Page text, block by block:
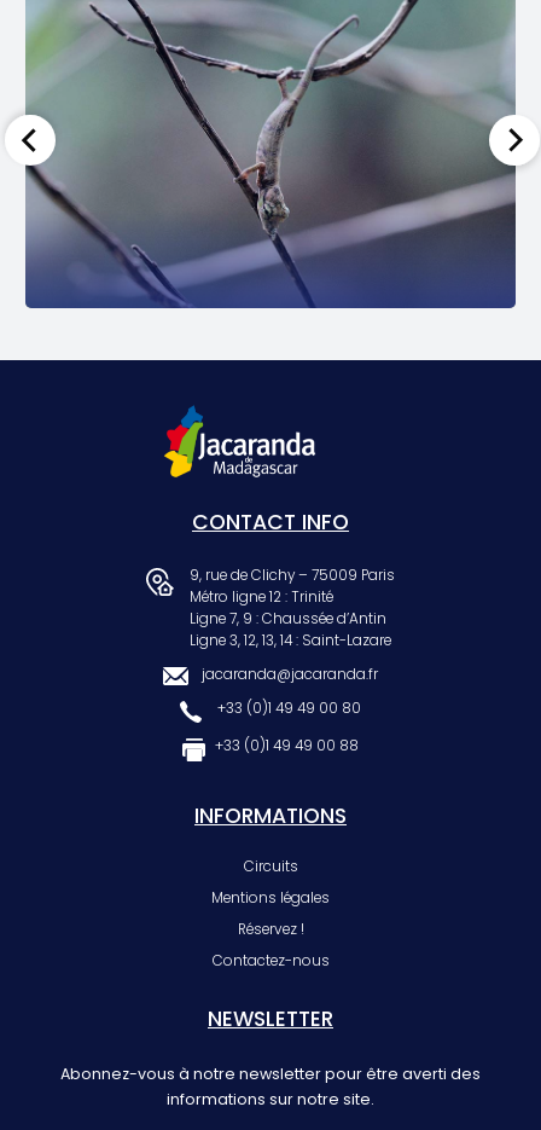
CONTACT INFO
9, rue de Clichy – 75009 Paris
Métro ligne 12 : Trinité
Ligne 7, 9 : Chaussée d’Antin
Ligne 3, 12, 13, 14 : Saint-Lazare
jacaranda@jacaranda.fr
+33 (0)1 49 49 00 80
+33 (0)1 49 49 00 88
INFORMATIONS
Circuits
Mentions légales
Réservez !
Contactez-nous
NEWSLETTER
Abonnez-vous à notre newsletter pour être averti des
informations sur notre site.